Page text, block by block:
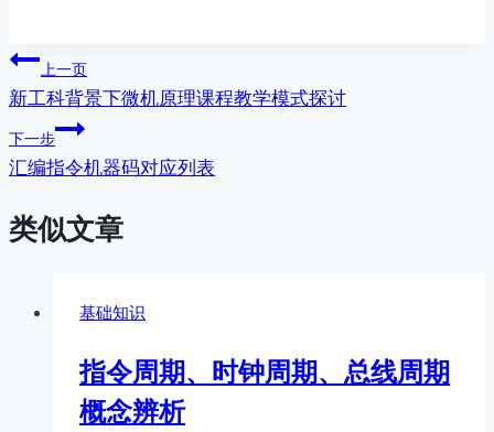
文
章
导
上一页
新工科背景下微机原理课程教学模式探讨
下一步
汇编指令机器码对应列表
类似文章
基础知识
指令周期、时钟周期、总线周期
概念辨析